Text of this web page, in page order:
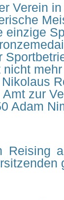
Verein
zur
Adam